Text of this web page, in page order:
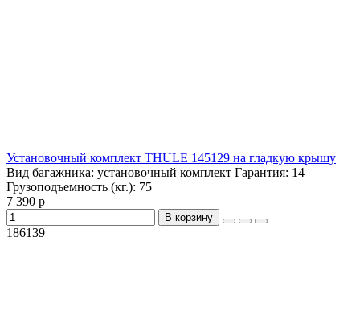
Установочный комплект THULE 145129 на гладкую крышу
Вид багажника: установочный комплект Гарантия: 14
Грузоподъемность (кг.): 75
7 390 р
В корзину
186139